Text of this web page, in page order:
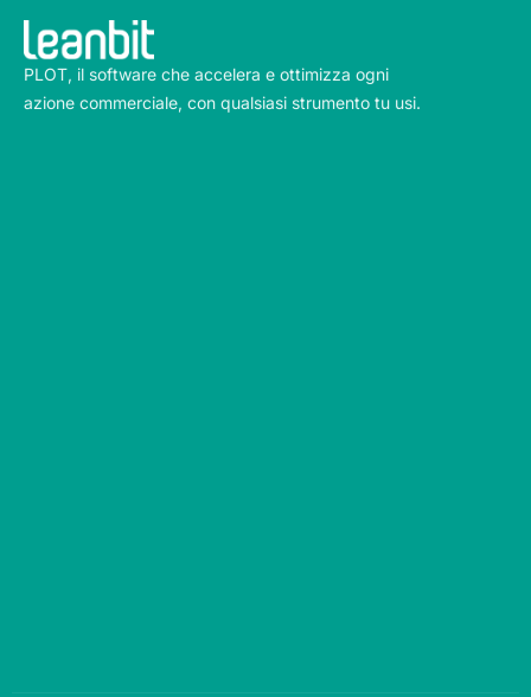
PLOT, il software che accelera e ottimizza ogni
azione commerciale, con qualsiasi strumento tu usi.